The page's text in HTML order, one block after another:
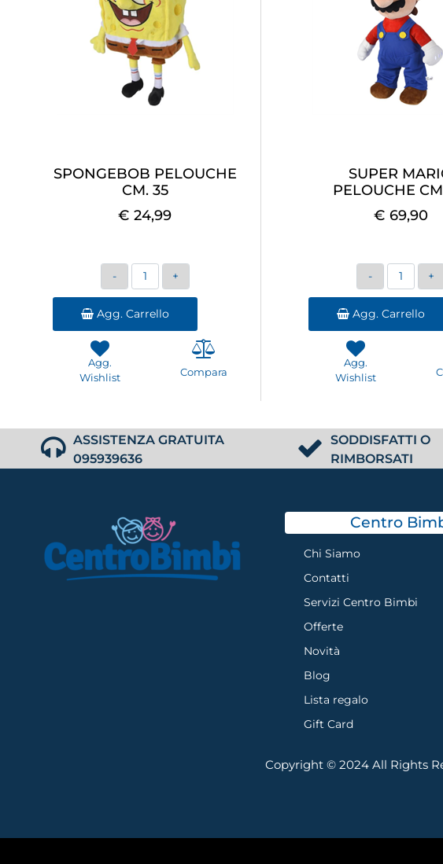
SPONGEBOB PELOUCHE
CM. 35
€ 24,99
Quantità
Agg. Carrello
Agg.
Wishlist
Compara
SUPER
PELOUCHE
€ 69,90
Quantità
Agg. Carrello
Agg.
Wishlist
ASSISTENZA GRATUITA
095939636
SODDISFATTI O
RIMBORSATI
Centro
Chi Siamo
Contatti
Servizi Centro Bimbi
Offerte
Novità
Blog
Lista regalo
Gift Card
Copyright © 2024 All Rights